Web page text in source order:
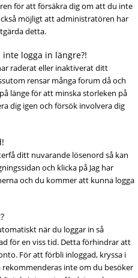
för att försäkra dig om att du inte
möjligt att administratören har
detta.
logga in längre?!
raderat eller inaktiverat ditt
rensar många forum då och
länge för att minska storleken på
dig igen och försök involvera dig
ditt nuvarande lösenord så kan
och klicka på Jag har
och du kommer att kunna logga
när du loggar in så
för en viss tid. Detta förhindrar att
För att förbli inloggad, kryssa i
inte om du besöker